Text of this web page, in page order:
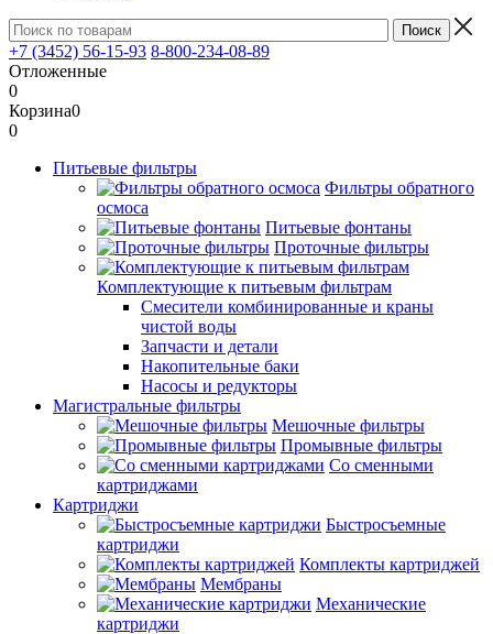
+7 (3452) 56-15-93 8-800-234-08-89
Отложенные
0
Корзина0
0
Питьевые фильтры
Фильтры обратного
осмоса
Питьевые фонтаны
Проточные фильтры
Комплектующие к питьевым фильтрам
Смесители комбинированные и краны
чистой воды
Запчасти и детали
Накопительные баки
Насосы и редукторы
Магистральные фильтры
Мешочные фильтры
Промывные фильтры
Со сменными
картриджами
Картриджи
Быстросъемные
картриджи
Комплекты картриджей
Мембраны
Механические
картриджи